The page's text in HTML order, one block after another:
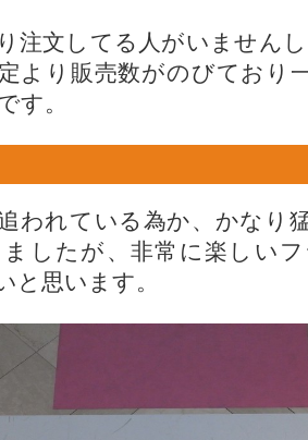
注文してる人がいません
より販売数がのびており
す。
われている為か、かなり
したが、非常に楽しい
と思います。